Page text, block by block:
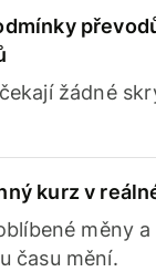
žádné
kurz v
měny
času mění.